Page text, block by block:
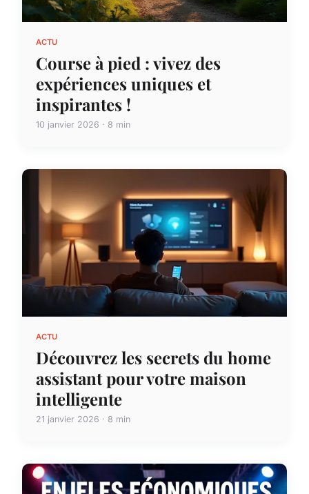
ACTU
Course à pied : vivez des
expériences uniques et
inspirantes !
10 janvier 2026 · 8 min
ACTU
Découvrez les secrets du home
assistant pour votre maison
intelligente
21 janvier 2026 · 8 min